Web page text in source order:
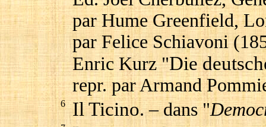
par Hume Greenfield,
par Felice Schiavoni
Enric Kurz "Die
repr. par Armand
6 Il Ticino. – dans "